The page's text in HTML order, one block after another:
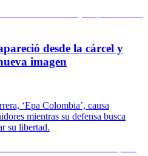
desde la cárcel y
imagen
‘Epa Colombia’, causa
mientras su defensa busca
su libertad.